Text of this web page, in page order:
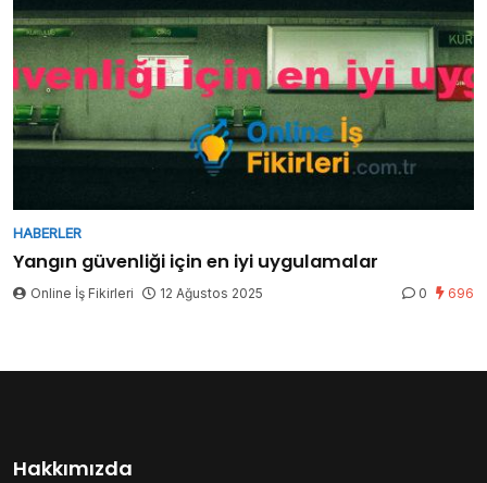
HABERLER
Yangın güvenliği için en iyi uygulamalar
Online İş Fikirleri 12 Ağustos 2025 0 696
Hakkımızda